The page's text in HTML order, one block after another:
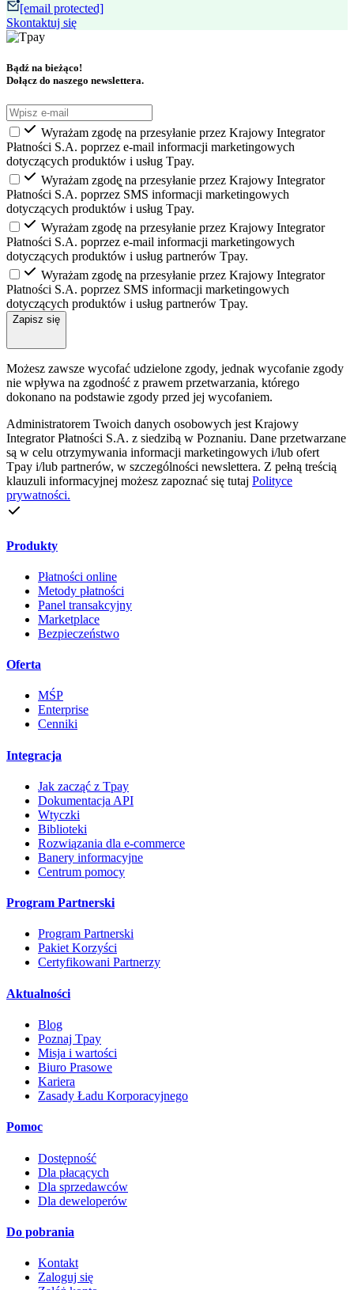
[email protected]
Skontaktuj się
Bądź na bieżąco!
Dołącz do naszego newslettera.
Wyrażam zgodę na przesyłanie przez Krajowy Integrator
Płatności S.A. poprzez e-mail informacji marketingowych
dotyczących produktów i usług Tpay.
Wyrażam zgodę̨ na przesyłanie przez Krajowy Integrator
Płatności S.A. poprzez SMS informacji marketingowych
dotyczących produktów i usług Tpay.
Wyrażam zgodę na przesyłanie przez Krajowy Integrator
Płatności S.A. poprzez e-mail informacji marketingowych
dotyczących produktów i usług partnerów Tpay.
Wyrażam zgodę̨ na przesyłanie przez Krajowy Integrator
Płatności S.A. poprzez SMS informacji marketingowych
dotyczących produktów i usług partnerów Tpay.
Zapisz się
Możesz zawsze wycofać udzielone zgody, jednak wycofanie zgody
nie wpływa na zgodność z prawem przetwarzania, którego
dokonano na podstawie zgody przed jej wycofaniem.
Administratorem Twoich danych osobowych jest Krajowy
Integrator Płatności S.A. z siedzibą w Poznaniu. Dane przetwarzane
są w celu otrzymywania informacji marketingowych i/lub ofert
Tpay i/lub partnerów, w szczególności newslettera. Z pełną treścią
klauzuli informacyjnej możesz zapoznać się tutaj Polityce
prywatności.
Produkty
Płatności online
Metody płatności
Panel transakcyjny
Marketplace
Bezpieczeństwo
Oferta
MŚP
Enterprise
Cenniki
Integracja
Jak zacząć z Tpay
Dokumentacja API
Wtyczki
Biblioteki
Rozwiązania dla e-commerce
Banery informacyjne
Centrum pomocy
Program Partnerski
Program Partnerski
Pakiet Korzyści
Certyfikowani Partnerzy
Aktualności
Blog
Poznaj Tpay
Misja i wartości
Biuro Prasowe
Kariera
Zasady Ładu Korporacyjnego
Pomoc
Dostępność
Dla płacących
Dla sprzedawców
Dla deweloperów
Do pobrania
Kontakt
Zaloguj się